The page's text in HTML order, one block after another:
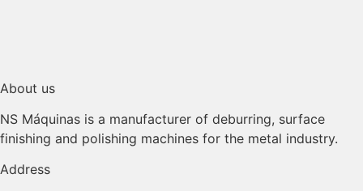
About us
NS Máquinas is a manufacturer of deburring, surface
finishing and polishing machines for the metal industry.
Address